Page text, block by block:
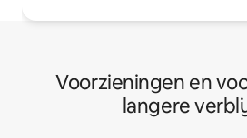
Voorzieningen en
langere